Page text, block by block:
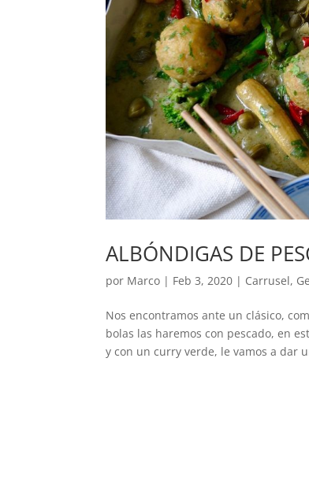
ALBÓNDIGAS DE
por Marco | Feb 3, 2020 | Carrusel,
Nos encontramos ante un clásico,
bolas las haremos con pescado, en
y con un curry verde, le vamos a dar